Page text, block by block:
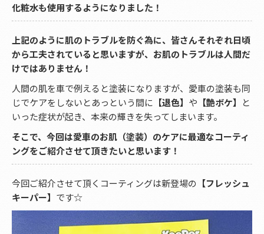
化粧水も使用するようになりました！
上記のように肌のトラブルを防ぐ為に、皆さんそれぞれ日頃
から工夫されていると思いますが、お肌のトラブルは人間だ
けではありません！
人間の肌を車で例えると塗装になりますが、愛車の塗装も同
じでケアをしないとあっという間に 【退色】 や 【艶ボケ】
と
いった症状が起き、本来の輝きを失ってしまいます。
そこで、今回は愛車のお肌（塗装）のケアに最適なコーティ
ングをご紹介させて頂きたいと思います！
今回ご紹介させて頂くコーティングは新登場の 【フレッシュ
キーパー】 です☆